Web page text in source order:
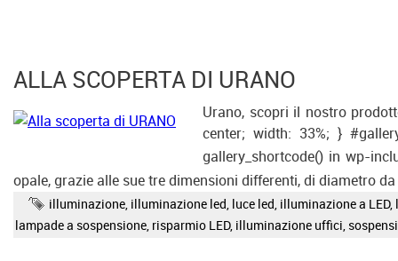
ALLA SCOPERTA DI URANO
Urano, scopri il nostro
center; width: 33%; }
gallery_shortcode() in wp-
opale, grazie alle sue tre dimensioni differenti, di diametro
illuminazione, illuminazione led, luce led, illuminazione a LED,
lampade a sospensione, risparmio LED, illuminazione uffici,